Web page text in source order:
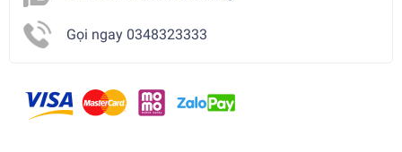
Gọi ngay 0348323333